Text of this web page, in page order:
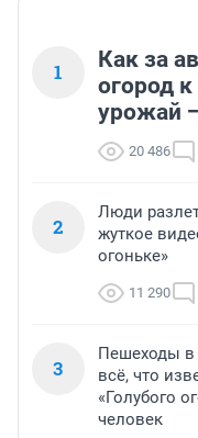
1
Как за
огород
урожай
20 486
2
Люди
жуткое
огоньке»
11 290
3
Пешеходы в
всё, что
«Голубого
человек